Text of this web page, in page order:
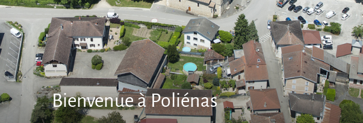
Bienvenue à Poliénas